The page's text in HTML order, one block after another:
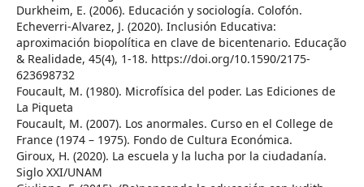
Durkheim, E. (2006). Educación y sociología. Colofón.
Echeverri-Alvarez, J. (2020). Inclusión Educativa:
aproximación biopolítica en clave de bicentenario. Educação
& Realidade, 45(4), 1-18. https://doi.org/10.1590/2175-
623698732
Foucault, M. (1980). Microfísica del poder. Las Ediciones de
La Piqueta
Foucault, M. (2007). Los anormales. Curso en el College de
France (1974 – 1975). Fondo de Cultura Económica.
Giroux, H. (2020). La escuela y la lucha por la ciudadanía.
Siglo XXI/UNAM